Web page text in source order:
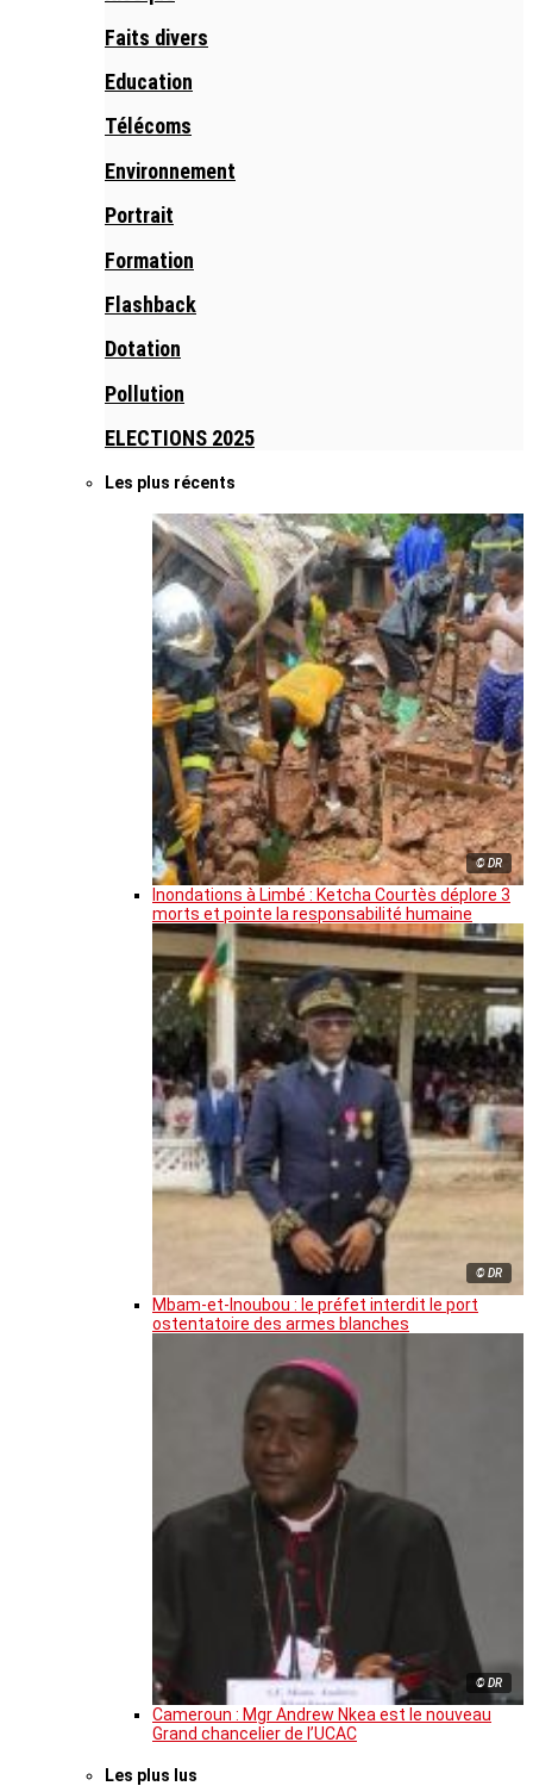
Faits divers
Education
Télécoms
Environnement
Portrait
Formation
Flashback
Dotation
Pollution
ELECTIONS 2025
Les plus récents
© DR
Inondations à Limbé : Ketcha Courtès déplore 3
morts et pointe la responsabilité humaine
© DR
Mbam-et-Inoubou : le préfet interdit le port
ostentatoire des armes blanches
© DR
Cameroun : Mgr Andrew Nkea est le nouveau
Grand chancelier de l’UCAC
Les plus lus